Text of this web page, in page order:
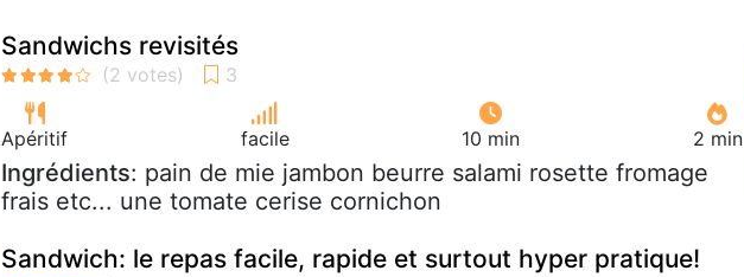
Sandwichs revisités
Apéritif facile 10 min 2 min
Ingrédients: pain de mie jambon beurre salami rosette fromage
frais etc... une tomate cerise cornichon
Sandwich: le repas facile, rapide et surtout hyper pratique!